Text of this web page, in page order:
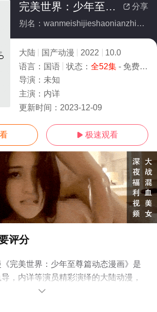
 分享
完美世界：少年至尊篇动态漫画(全集)
别名：wanmeishijieshaonianzhizunpiandongtaimanhua
大陆 国产动漫 2022
10.0
语言： 国语 状态： 全52集- 免费在线观看
导演： 未知
主演： 内详
更新时间： 2023-12-09
 极速观看
评分
完美世界：少年至尊篇动态漫画》是
，内详等演员精彩演绎的大陆动漫，
（全52集），手机免费观看高清无删减
